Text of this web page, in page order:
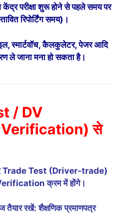
केंद्र परीक्षा शुरू होने से पहले समय पर
रिपोर्टिंग समय)।
स्मार्टवॉच, कैलकुलेटर, पेजर आदि
ले जाना मना हो सकता है।
/ DV
से
Trade Test (Driver-trade)
क्रम में होंगे।
तैयार रखें: शैक्षणिक प्रमाणपत्र